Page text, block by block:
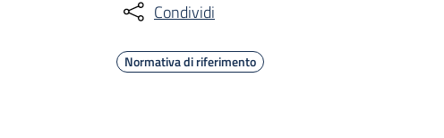
Condividi
Normativa di riferimento